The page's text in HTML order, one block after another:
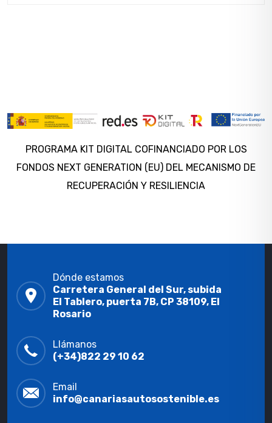
PROGRAMA KIT DIGITAL COFINANCIADO POR LOS
FONDOS NEXT GENERATION (EU) DEL MECANISMO DE
RECUPERACIÓN Y RESILIENCIA
Dónde estamos
Carretera General del Sur, subida
El Tablero, puerta 7B, CP 38109, El
Rosario
Llámanos
(+34)822 29 10 62
Email
info@canariasautosostenible.es